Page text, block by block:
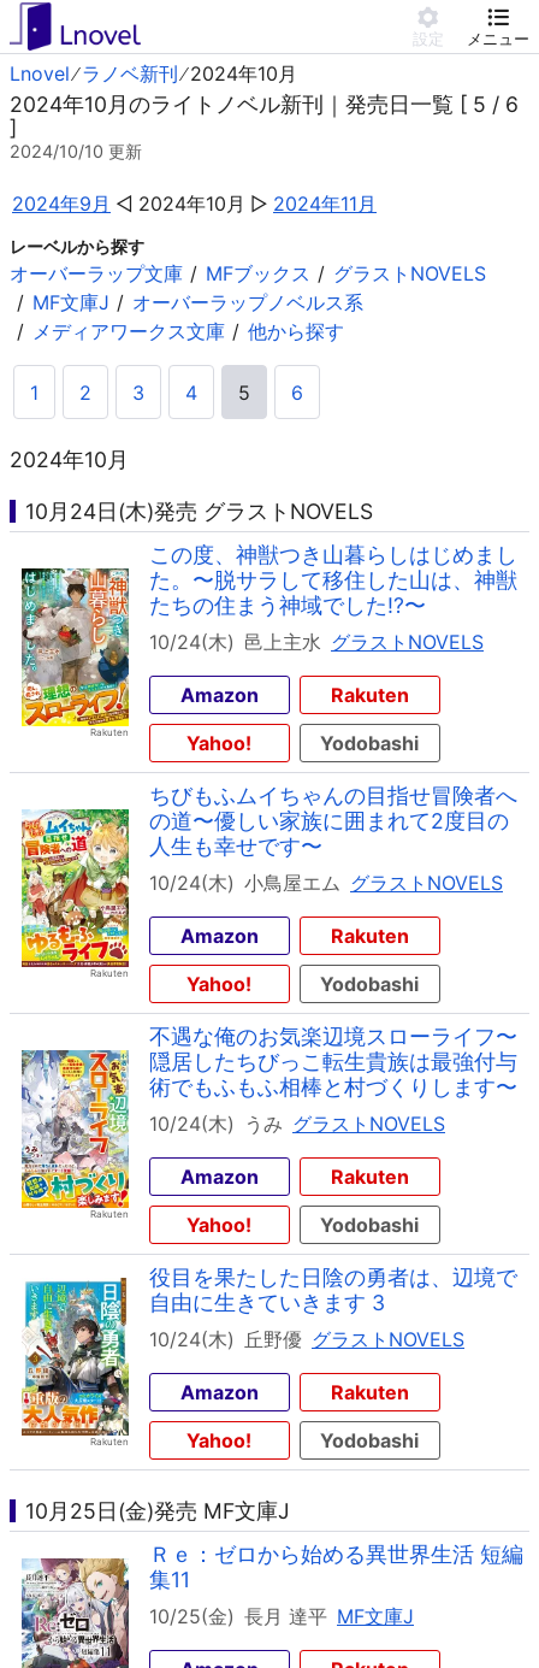
設定 メニュー
Lnovel ラノベ新刊 2024年10月
2024年10月のライトノベル新刊｜発売日一覧 [ 5 / 6
]
2024/10/10 更新
2024年9月 2024年10月 2024年11月
レーベルから探す
オーバーラップ文庫 MFブックス
グラストNOVELS
MF文庫J
オーバーラップノベルス系
メディアワークス文庫
他から探す
1 2 3 4 5 6
2024年10月
10月24日(木)発売 グラストNOVELS
この度、神獣つき山暮らしはじめまし
た。〜脱サラして移住した山は、神獣
たちの住まう神域でした!?〜
10/24(木) 邑上主水 グラストNOVELS
Amazon
Rakuten
Yahoo!
Yodobashi
ちびもふムイちゃんの目指せ冒険者へ
の道〜優しい家族に囲まれて2度目の
人生も幸せです〜
10/24(木) 小鳥屋エム グラストNOVELS
Amazon
Rakuten
Yahoo!
Yodobashi
不遇な俺のお気楽辺境スローライフ〜
隠居したちびっこ転生貴族は最強付与
術でもふもふ相棒と村づくりします〜
10/24(木) うみ グラストNOVELS
Amazon
Rakuten
Yahoo!
Yodobashi
役目を果たした日陰の勇者は、辺境で
自由に生きていきます 3
10/24(木) 丘野優 グラストNOVELS
Amazon
Rakuten
Yahoo!
Yodobashi
10月25日(金)発売 MF文庫J
Ｒｅ：ゼロから始める異世界生活 短編
集11
10/25(金) 長月 達平 MF文庫J